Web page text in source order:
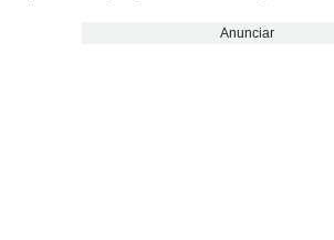
Anunciar